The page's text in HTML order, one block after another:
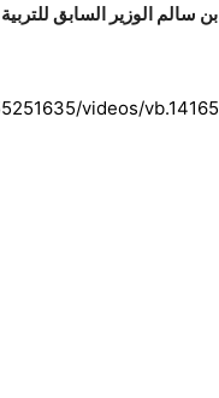
حاتم بن سالم الوزير السابق
videos/